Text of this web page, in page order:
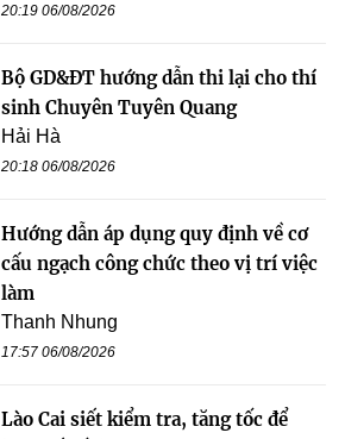
20:19 06/08/2026
Bộ GD&ĐT hướng dẫn thi lại cho thí
sinh Chuyên Tuyên Quang
Hải Hà
20:18 06/08/2026
Hướng dẫn áp dụng quy định về cơ
cấu ngạch công chức theo vị trí việc
làm
Thanh Nhung
17:57 06/08/2026
Lào Cai siết kiểm tra, tăng tốc để